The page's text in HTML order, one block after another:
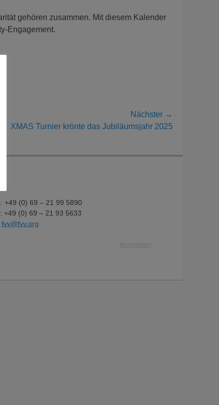
gehören zusammen. Mit diesem Kalender
Engagement.
Nächster →
XMAS Turnier krönte das Jubiläumsjahr 2025
+49 (0) 69 – 21 99 5890
+49 (0) 69 – 21 93 5633
fvv@fvv.org